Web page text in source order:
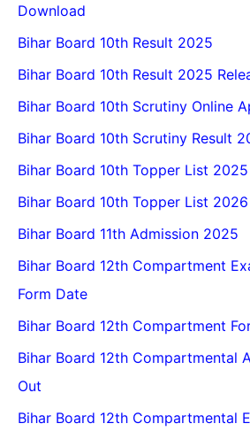
Download
Bihar Board 10th Result 2025
Bihar Board 10th Result 2025
Bihar Board 10th Scrutiny Online
Bihar Board 10th Scrutiny Result
Bihar Board 10th Topper List 2025
Bihar Board 10th Topper List 2026
Bihar Board 11th Admission 2025
Bihar Board 12th Compartment
Form Date
Bihar Board 12th Compartment
Bihar Board 12th Compartmental
Out
Bihar Board 12th Compartmental